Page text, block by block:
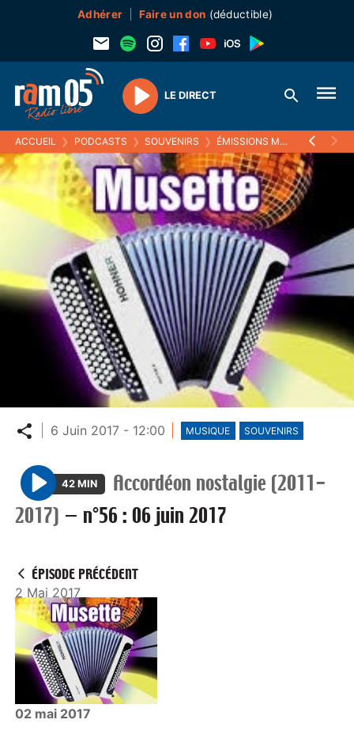
Adhérer Faire un don (déductible)
Play
LE DIRECT
ACCUEIL ❯ PODCASTS ❯ SOUVENIRS ❯ ÉMISSIONS MUSICALES (SOUVENIRS)
Partager
6 Juin 2017 - 12:00 MUSIQUE SOUVENIRS
P
l
42 MIN
Accordéon nostalgie (2011-
2017) — n°56 : 06 juin 2017
ÉPISODE PRÉCÉDENT
2 Mai 2017
02 mai 2017